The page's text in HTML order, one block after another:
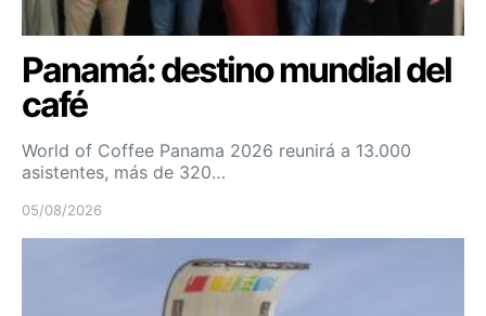
Panamá: destino mundial del
café
World of Coffee Panama 2026 reunirá a 13.000
asistentes, más de 320…
05/08/2026